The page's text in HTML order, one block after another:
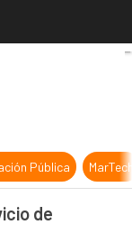
su primer
Pública
de